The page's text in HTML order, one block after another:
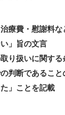
療費・慰謝料
」旨の文言
り扱いに関する
判断であること
」ことを記載